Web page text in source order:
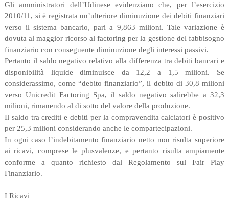
Gli amministratori dell’Udinese evidenziano che, per l’esercizio
2010/11, si è registrata un’ulteriore diminuzione dei debiti finanziari
verso il sistema bancario, pari a 9,863 milioni. Tale variazione è
dovuta al maggior ricorso al factoring per la gestione del fabbisogno
finanziario con conseguente diminuzione degli interessi passivi.
Pertanto il saldo negativo relativo alla differenza tra debiti bancari e
disponibilità liquide diminuisce da 12,2 a 1,5 milioni. Se
considerassimo, come “debito finanziario”, il debito di 30,8 milioni
verso Unicredit Factoring Spa, il saldo negativo salirebbe a 32,3
milioni, rimanendo al di sotto del valore della produzione.
Il saldo tra crediti e debiti per la compravendita calciatori è positivo
per 25,3 milioni considerando anche le compartecipazioni.
In ogni caso l’indebitamento finanziario netto non risulta superiore
ai ricavi, comprese le plusvalenze, e pertanto risulta ampiamente
conforme a quanto richiesto dal Regolamento sul Fair Play
Finanziario.
I Ricavi